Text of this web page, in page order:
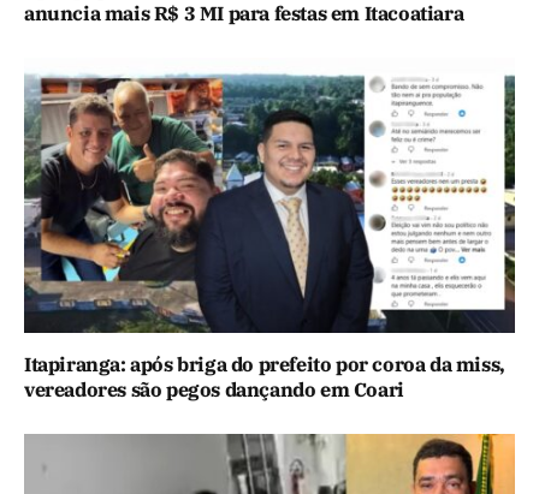
anuncia mais R$ 3 MI para festas em Itacoatiara
Itapiranga: após briga do prefeito por coroa da miss,
vereadores são pegos dançando em Coari